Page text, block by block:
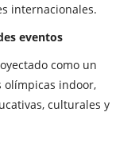
internacionales.
eventos
como un
olímpicas indoor,
culturales y